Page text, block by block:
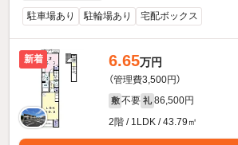
駐車場あり 駐輪場あり 宅配ボックス
新着 6.65万円
（管理費3,500円）
敷 不要 礼 86,500円
2階 / 1LDK / 43.79㎡